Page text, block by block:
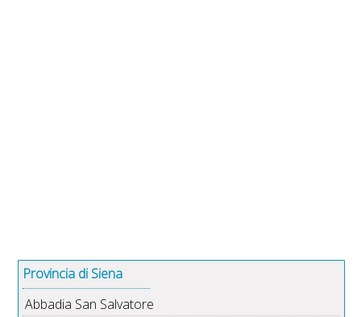
Provincia di Siena
Abbadia San Salvatore